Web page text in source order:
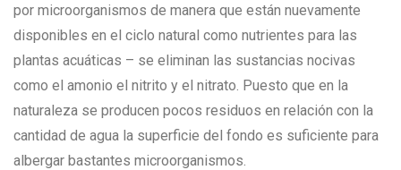
por microorganismos de manera que están nuevamente
disponibles en el ciclo natural como nutrientes para las
plantas acuáticas – se eliminan las sustancias nocivas
como el amonio el nitrito y el nitrato. Puesto que en la
naturaleza se producen pocos residuos en relación con la
cantidad de agua la superficie del fondo es suficiente para
albergar bastantes microorganismos.